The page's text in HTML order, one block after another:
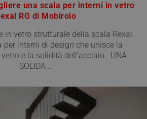
una scala per interni in vetro
RG di Mobirolo
in vetro strutturale della scala Rexal
per interni di design che unisce la
e la solidità dell’acciaio. UNA
SOLIDA...